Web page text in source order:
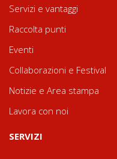
Servizi e vantaggi
Raccolta punti
Eventi
Collaborazioni e Festival
Notizie e Area stampa
Lavora con noi
SERVIZI